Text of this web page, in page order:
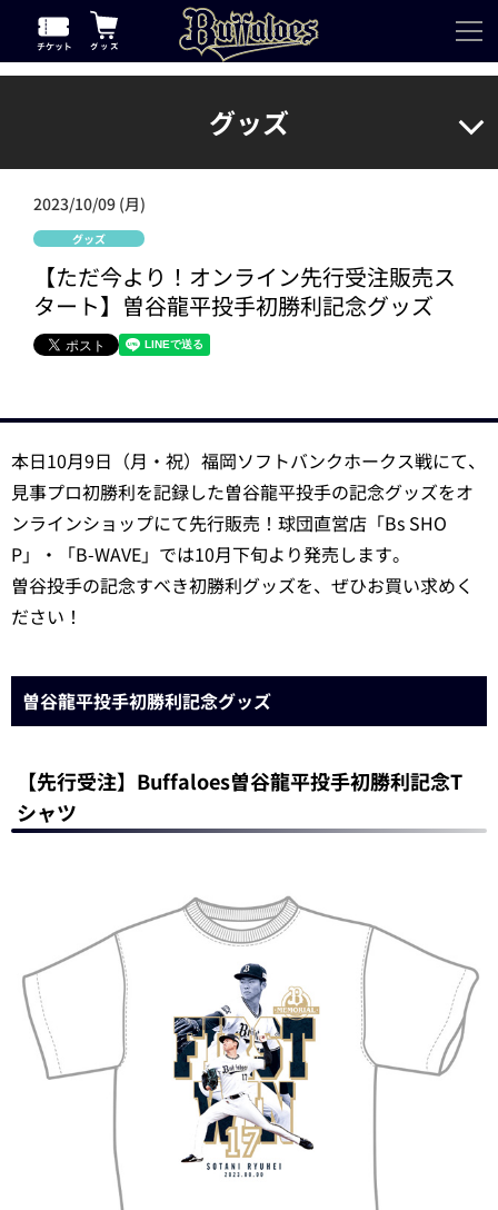
グッズ
2023/10/09 (月)
グッズ
【ただ今より！オンライン先行受注販売ス
タート】曽谷龍平投手初勝利記念グッズ
本日10月9日（月・祝）福岡ソフトバンクホークス戦にて、
見事プロ初勝利を記録した曽谷龍平投手の記念グッズをオ
ンラインショップにて先行販売！球団直営店「Bs SHO
P」・「B-WAVE」では10月下旬より発売します。
曽谷投手の記念すべき初勝利グッズを、ぜひお買い求めく
ださい！
曽谷龍平投手初勝利記念グッズ
【先行受注】Buffaloes曽谷龍平投手初勝利記念T
シャツ